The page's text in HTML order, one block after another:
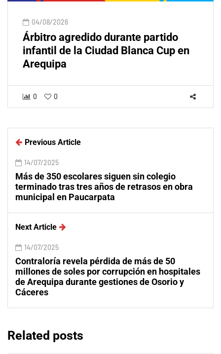
04/08/2026
Árbitro agredido durante partido
infantil de la Ciudad Blanca Cup en
Arequipa
0 0
Previous Article
14/07/2025
Más de 350 escolares siguen sin colegio
terminado tras tres años de retrasos en obra
municipal en Paucarpata
Next Article
14/07/2025
Contraloría revela pérdida de más de 50
millones de soles por corrupción en hospitales
de Arequipa durante gestiones de Osorio y
Cáceres
Related posts